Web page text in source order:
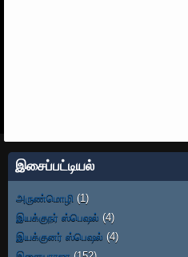
இசைப்பட்டியல்
அருண்மொழி (1)
இயக்குநர் ஸ்பெஷல் (4)
இயக்குனர் ஸ்பெஷல் (4)